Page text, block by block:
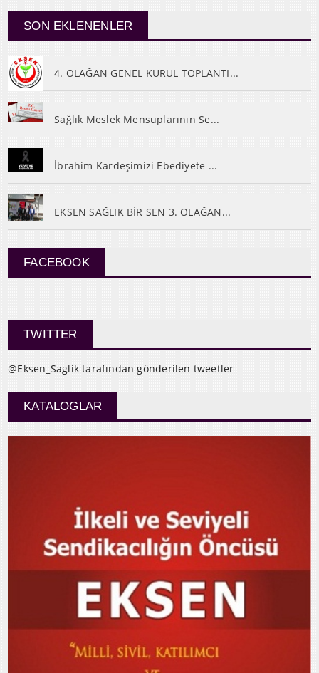
SON EKLENENLER
4. OLAĞAN GENEL KURUL TOPLANTI...
Sağlık Meslek Mensuplarının Se...
İbrahim Kardeşimizi Ebediyete ...
EKSEN SAĞLIK BİR SEN 3. OLAĞAN...
FACEBOOK
TWITTER
@Eksen_Saglik tarafından gönderilen tweetler
KATALOGLAR